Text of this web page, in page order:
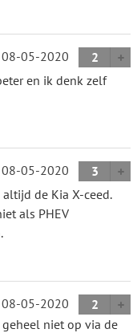
08-05-2020
2
en ik denk zelf
08-05-2020
3
de Kia X-ceed.
als PHEV
08-05-2020
2
geheel niet op via de